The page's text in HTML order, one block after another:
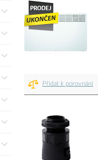
Přidat k porovnání